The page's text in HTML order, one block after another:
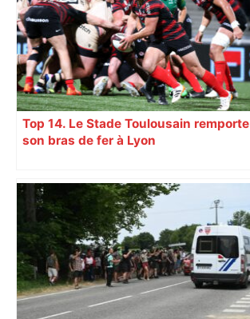
Top 14. Le Stade Toulousain remporte
son bras de fer à Lyon